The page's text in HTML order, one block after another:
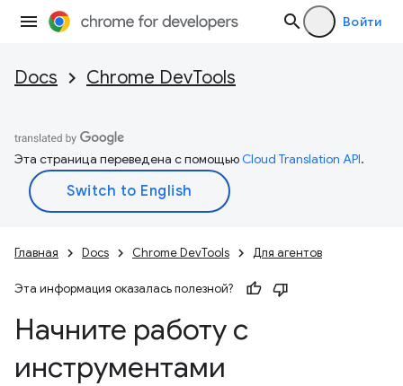
Войти
Docs Chrome DevTools
Эта страница переведена с помощьюCloud Translation API.
Главная Docs Chrome DevTools Для агентов
Эта информация оказалась полезной?
Начните работу с
инструментами